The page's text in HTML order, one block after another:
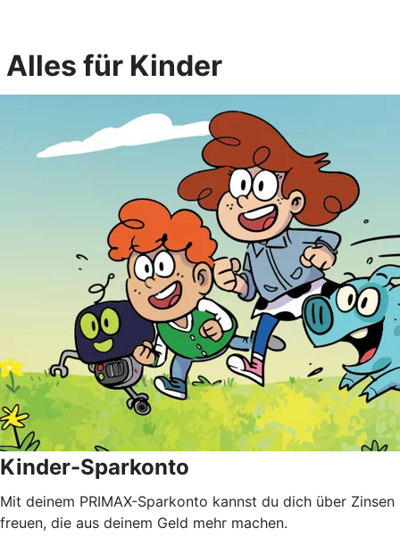
Alles für Kinder
Kinder-Sparkonto
Mit deinem PRIMAX-Sparkonto kannst du dich über Zinsen
freuen, die aus deinem Geld mehr machen.